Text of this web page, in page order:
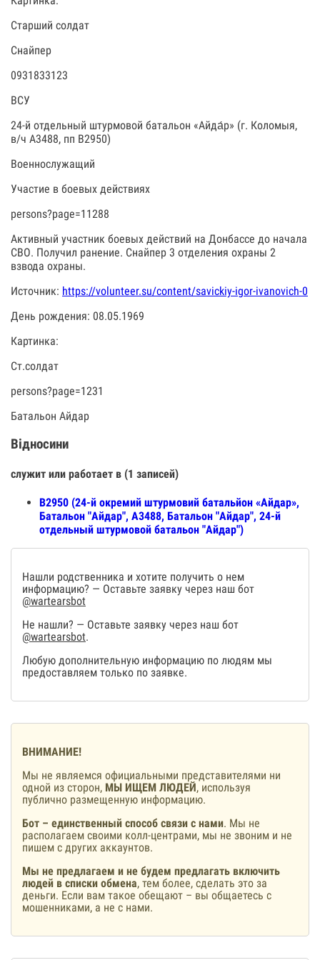
Старший солдат
Снайпер
0931833123
ВСУ
24-й отдельный штурмовой батальон «Айда́р» (г. Коломыя,
в/ч А3488, пп В2950)
Военнослужащий
Участие в боевых действиях
persons?page=11288
Активный участник боевых действий на Донбассе до начала
СВО. Получил ранение. Снайпер 3 отделения охраны 2
взвода охраны.
Источник: https://volunteer.su/content/savickiy-igor-ivanovich-0
День рождения: 08.05.1969
Картинка:
Ст.солдат
persons?page=1231
Батальон Айдар
Відносини
служит или работает в (1 записей)
В2950 (24-й окремий штурмовий батальйон «Айдар»,
Батальон "Айдар", А3488, Батальон "Айдар", 24-й
отдельный штурмовой батальон "Айдар")
Нашли родственника и хотите получить о нем
информацию? — Оставьте заявку через наш бот
@wartearsbot
Не нашли? — Оставьте заявку через наш бот
@wartearsbot.
Любую дополнительную информацию по людям мы
предоставляем только по заявке.
ВНИМАНИЕ!
Мы не являемся официальными представителями ни
одной из сторон, МЫ ИЩЕМ ЛЮДЕЙ, используя
публично размещенную информацию.
Бот – единственный способ связи с нами. Мы не
располагаем своими колл-центрами, мы не звоним и не
пишем с других аккаунтов.
Мы не предлагаем и не будем предлагать включить
людей в списки обмена, тем более, сделать это за
деньги. Если вам такое обещают – вы общаетесь с
мошенниками, а не с нами.